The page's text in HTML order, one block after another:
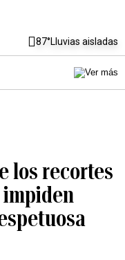
87°Lluvias aisladas
los recortes